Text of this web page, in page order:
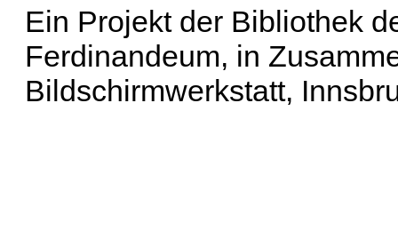
Ein Projekt der Bibliothek
Ferdinandeum, in
Bildschirmwerkstatt,